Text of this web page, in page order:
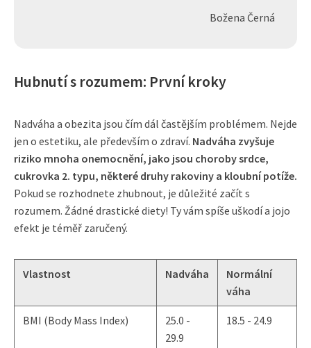
Božena Černá
Hubnutí s rozumem: První kroky
Nadváha a obezita jsou čím dál častějším problémem. Nejde
jen o estetiku, ale především o zdraví. Nadváha zvyšuje
riziko mnoha onemocnění, jako jsou choroby srdce,
cukrovka 2. typu, některé druhy rakoviny a kloubní potíže.
Pokud se rozhodnete zhubnout, je důležité začít s
rozumem. Žádné drastické diety! Ty vám spíše uškodí a jojo
efekt je téměř zaručený.
Vlastnost Nadváha
Normální
váha
BMI (Body Mass Index)
25.0 -
29.9
18.5 - 24.9